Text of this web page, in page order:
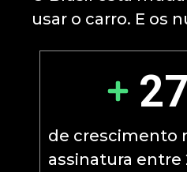
usar o carro. E os
de crescimento
assinatura entre